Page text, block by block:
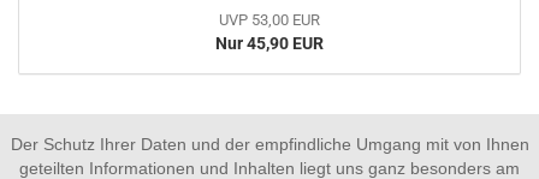
UVP 53,00 EUR
Nur 45,90 EUR
Der Schutz Ihrer Daten und der empfindliche Umgang mit von Ihnen
geteilten Informationen und Inhalten liegt uns ganz besonders am